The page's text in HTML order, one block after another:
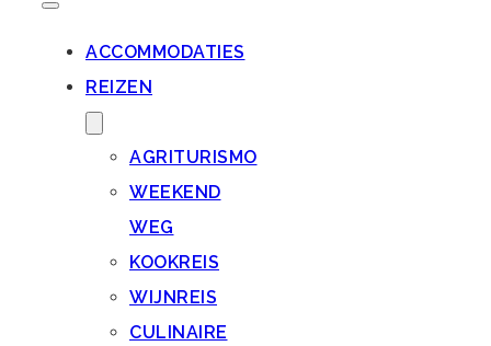
ACCOMMODATIES
REIZEN
AGRITURISMO
WEEKEND
WEG
KOOKREIS
WIJNREIS
CULINAIRE